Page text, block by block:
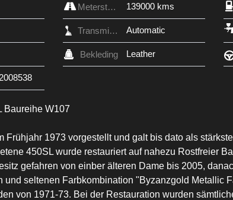
Meterstand 139000 kms
Transmissie Automatic
Bekleding Leather
Baureihe W107
Frühjahr 1973 vorgestellt und galt bis dato als
450SL wurde restauriert auf nahezu Rostfreier
gefahren von einber älteren Dame bis 2005,
und seltenen Farbkombination "Byzanzgold Metallic
von 1971-73. Bei der Restauration wurden